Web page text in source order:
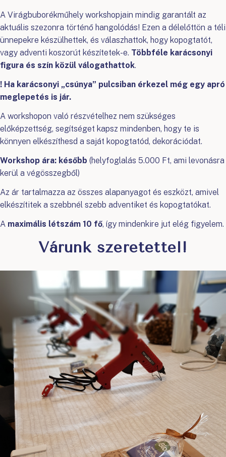
A Virágbuborékműhely workshopjain mindig garantált az
aktuális szezonra történő hangolódás! Ezen a délelőttön a téli
ünnepekre készülhettek, és válaszhattok, hogy kopogtatót,
vagy adventi koszorút készítetek-e. Többféle karácsonyi
figura és szín közül válogathattok.
! Ha karácsonyi „csúnya” pulcsiban érkezel még egy apró
meglepetés is jár.
A workshopon való részvételhez nem szükséges
előképzettség, segítséget kapsz mindenben, hogy te is
könnyen elkészíthesd a saját kopogtatód, dekorációdat.
Workshop ára: később (helyfoglalás 5.000 Ft, ami levonásra
kerül a végösszegből)
Az ár tartalmazza az összes alapanyagot és eszközt, amivel
elkészítitek a szebbnél szebb adventiket és kopogtatókat.
A maximális létszám 10 fő, így mindenkire jut elég figyelem.
Várunk szeretettel!